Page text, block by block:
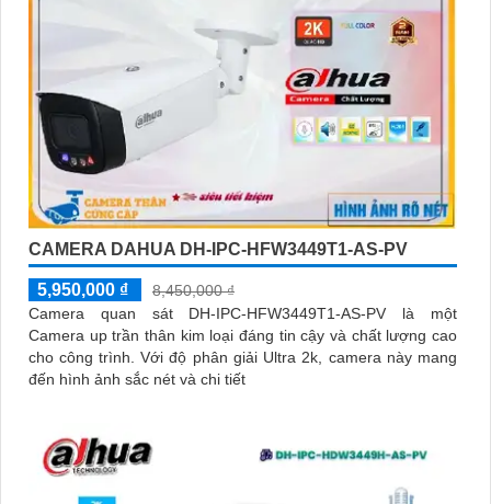
CAMERA DAHUA DH-IPC-HFW3449T1-AS-PV
5,950,000 ₫
8,450,000 ₫
Camera quan sát DH-IPC-HFW3449T1-AS-PV là một
Camera up trần thân kim loại đáng tin cậy và chất lượng cao
cho công trình. Với độ phân giải Ultra 2k, camera này mang
đến hình ảnh sắc nét và chi tiết